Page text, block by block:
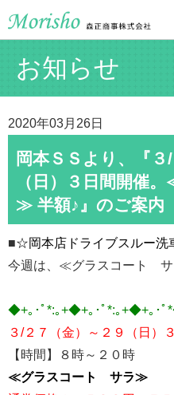
お知らせ
2020年03月26日
岡本ＳＳより、『３
（日）３日間開催
≫ 半額♪』のご案内
■☆岡本店ドライブスルー
今週は、≪グラスコート サ
◆+｡･ﾟ*:｡+◆+｡･ﾟ*:｡+◆+｡･
３/２７（金）～２９（日）
【時間】８時～２０時
≪グラスコート サラ≫